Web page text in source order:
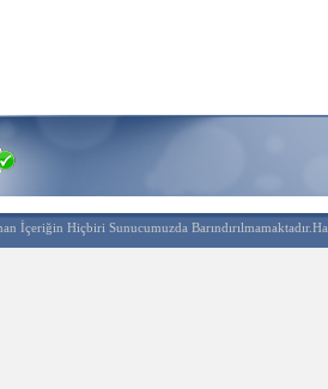
İçeriğin Hiçbiri Sunucumuzda